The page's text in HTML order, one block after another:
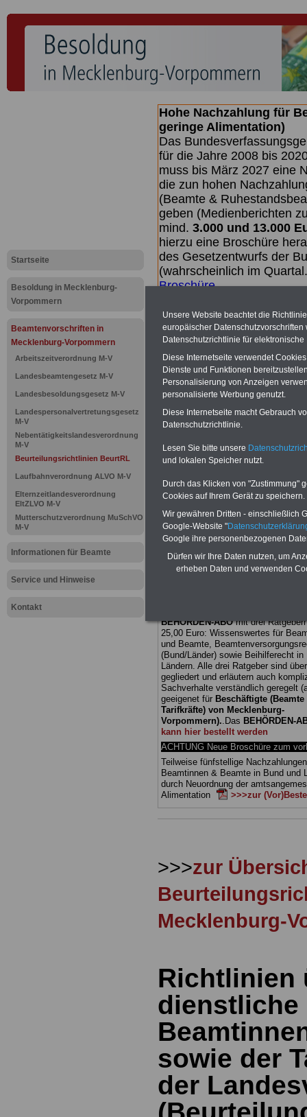
Startseite
Besoldung in Mecklenburg-
Vorpommern
Beamtenvorschriften in
Mecklenburg-Vorpommern
Arbeitszeitverordnung M-V
Landesbeamtengesetz M-V
Landesbesoldungsgesetz M-V
Landespersonalvertretungsgesetz
M-V
Nebentätigkeitslandesverordnung
M-V
Beurteilungsrichtlinien BeurtRL
Laufbahnverordnung ALVO M-V
Elternzeitlandesverordnung
EltZLVO M-V
Mutterschutzverordnung MuSchVO
M-V
Informationen für Beamte
Service und Hinweise
Kontakt
Hohe Nachzahlung für
geringe Alimentation)
Das
für die Jahre 2008 bis
muss bis März 2027 eine
die zun hohen
(Beamte &
geben (Medienberichten
mind. 3.000 und 13.000
hierzu eine Broschüre
des Gesetzentwurfs der
(wahrscheinlich im
Broschüre.
Richtlinien
sowie der
der
BeurtRL):
BEHÖRDEN-ABOmit drei
25,00 Euro: Wissenswertes für
und Beamte,
(Bund/Länder) sowie Beihilferecht in
Ländern. Alle drei Ratgeber sind
gegliedert und erläutern auch
Sachverhalte verständlich geregelt
geeigenet für Beschäftigte
Tarifkräfte) von Mecklenburg-
Vorpommern).. Das BEHÖRDEN-
kann hier bestellt werden
ACHTUNG Neue Broschüre zum
Teilweise fünfstellige
Beamtinnen & Beamte in Bund und
durch Neuordnung der
Alimentation
>>>zur
>>>zur
Mecklenburg-
Richtlinien
dienstliche
sowie der
der
Unsere Website beachtet die
europäischer
Datenschutzrichtlinie für
Diese Internetseite verwendet
Dienste und Funktionen
Personalisierung von Anzeigen
personalisierte Werbung genutzt.
Diese Internetseite macht Gebrauch
Datenschutzrichtlinie.
Lesen Sie bitte unsere
und lokalen Speicher nutzt.
Durch das Klicken von "Zustimmung"
Cookies auf Ihrem Gerät zu speichern.
Wir gewähren Dritten - einschließlich
Google-Website "
Google ihre personenbezogenen
Dürfen wir Ihre Daten nutzen, um
erheben Daten und verwenden